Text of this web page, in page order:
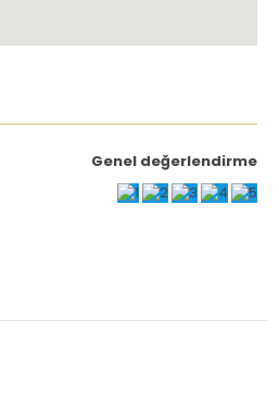
Genel değerlendirme